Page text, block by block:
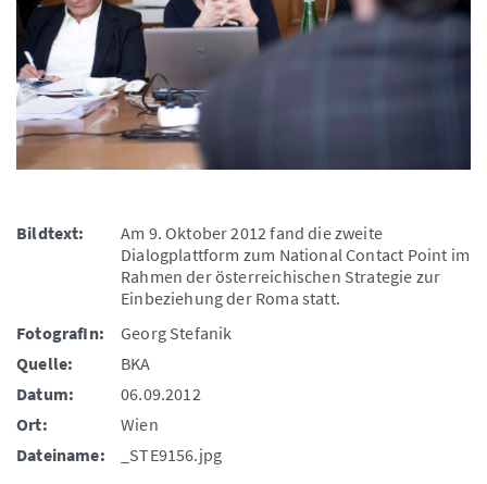
Bildtext:
Am 9. Oktober 2012 fand die zweite
Dialogplattform zum National Contact Point im
Rahmen der österreichischen Strategie zur
Einbeziehung der Roma statt.
FotografIn:
Georg Stefanik
Quelle:
BKA
Datum:
06.09.2012
Ort:
Wien
Dateiname:
_STE9156.jpg